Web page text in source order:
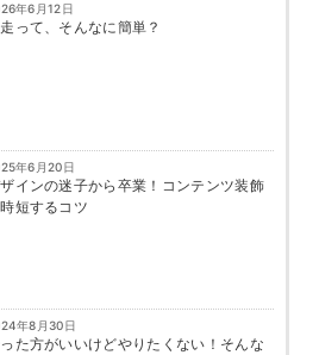
年6月12日
って、そんなに簡単？
年6月20日
インの迷子から卒業！コンテンツ装飾
短するコツ
年8月30日
た方がいいけどやりたくない！そんな